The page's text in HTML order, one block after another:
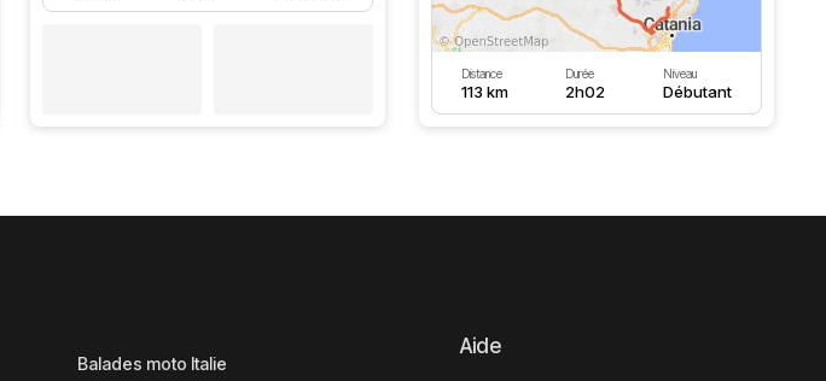
Distance
113 km
Durée
2h02
Niveau
Débutant
Balades moto Italie
Aide